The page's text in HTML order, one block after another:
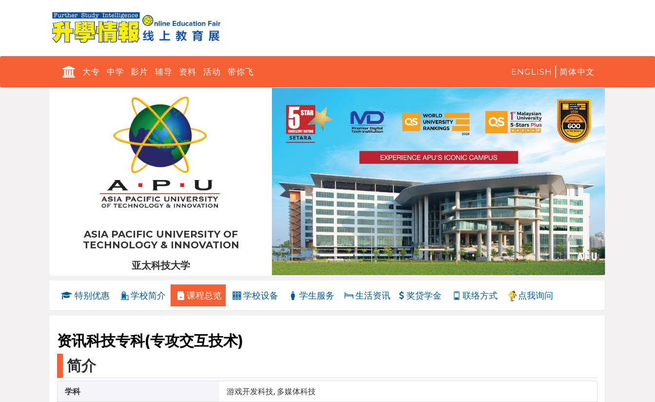
大专 中学 影片 辅导 资料 活动 带你飞 ENGLISH 简体中文
ASIA PACIFIC UNIVERSITY OF
TECHNOLOGY & INNOVATION
亚太科技大学
特别优惠 学校简介 课程总览 学校设备 学生服务 生活资讯 奖贷学金 联络方式 点我询问
资讯科技专科(专攻交互技术)
简介
学科 游戏开发科技, 多媒体科技